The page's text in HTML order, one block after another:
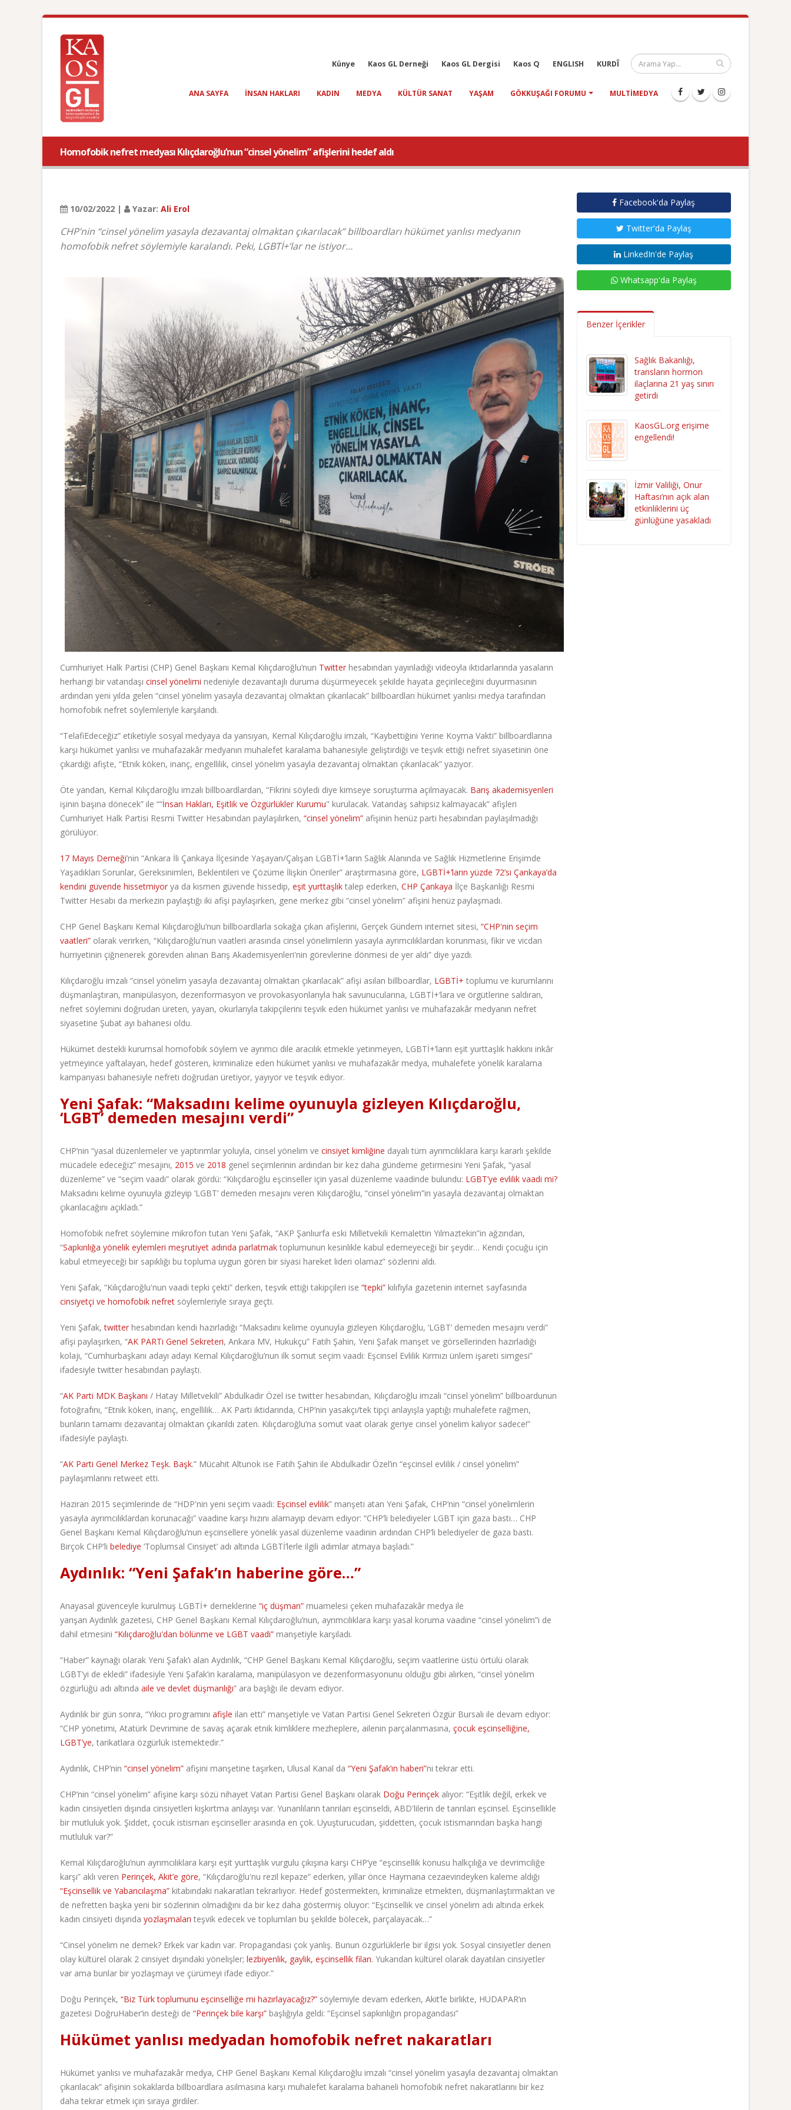
Künye Kaos GL Derneği Kaos GL Dergisi Kaos Q ENGLISH KURDÎ
ANA SAYFA INSAN HAKLARI KADIN MEDYA KÜLTÜR SANAT YAŞAM GÖKKUŞAĞI FORUMU MULTIMEDYA
Homofobik nefret medyası Kılıçdaroğlu’nun “cinsel yönelim” afişlerini hedef aldı
10/02/2022 | Yazar: Ali Erol
CHP’nin “cinsel yönelim yasayla dezavantaj olmaktan çıkarılacak” billboardları hükümet yanlısı medyanın
homofobik nefret söylemiyle karalandı. Peki, LGBTİ+’lar ne istiyor…
Cumhuriyet Halk Partisi (CHP) Genel Başkanı Kemal Kılıçdaroğlu’nun Twitter hesabından yayınladığı videoyla iktidarlarında yasaların
herhangi bir vatandaşı cinsel yönelimi nedeniyle dezavantajlı duruma düşürmeyecek şekilde hayata geçirileceğini duyurmasının
ardından yeni yılda gelen “cinsel yönelim yasayla dezavantaj olmaktan çıkarılacak” billboardları hükümet yanlısı medya tarafından
homofobik nefret söylemleriyle karşılandı.
“TelafiEdeceğiz” etiketiyle sosyal medyaya da yansıyan, Kemal Kılıçdaroğlu imzalı, “Kaybettiğini Yerine Koyma Vakti” billboardlarına
karşı hükümet yanlısı ve muhafazakâr medyanın muhalefet karalama bahanesiyle geliştirdiği ve teşvik ettiği nefret siyasetinin öne
çıkardığı afişte, “Etnik köken, inanç, engellilik, cinsel yönelim yasayla dezavantaj olmaktan çıkarılacak” yazıyor.
Öte yandan, Kemal Kılıçdaroğlu imzalı billboardlardan, “Fikrini söyledi diye kimseye soruşturma açılmayacak. Barış akademisyenleri
işinin başına dönecek” ile ““İnsan Hakları, Eşitlik ve Özgürlükler Kurumu" kurulacak. Vatandaş sahipsiz kalmayacak” afişleri
Cumhuriyet Halk Partisi Resmi Twitter Hesabından paylaşılırken, “cinsel yönelim” afişinin henüz parti hesabından paylaşılmadığı
görülüyor.
17 Mayıs Derneği’nin “Ankara İli Çankaya İlçesinde Yaşayan/Çalışan LGBTİ+’ların Sağlık Alanında ve Sağlık Hizmetlerine Erişimde
Yaşadıkları Sorunlar, Gereksinimleri, Beklentileri ve Çözüme İlişkin Öneriler” araştırmasına göre, LGBTİ+’ların yüzde 72’si Çankaya’da
kendini güvende hissetmiyor ya da kısmen güvende hissedip, eşit yurttaşlık talep ederken, CHP Çankaya İlçe Başkanlığı Resmi
Twitter Hesabı da merkezin paylaştığı iki afişi paylaşırken, gene merkez gibi “cinsel yönelim” afişini henüz paylaşmadı.
CHP Genel Başkanı Kemal Kılıçdaroğlu’nun billboardlarla sokağa çıkan afişlerini, Gerçek Gündem internet sitesi, “CHP'nin seçim
vaatleri” olarak verirken, “Kılıçdaroğlu'nun vaatleri arasında cinsel yönelimlerin yasayla ayrımcılıklardan korunması, fikir ve vicdan
hürriyetinin çiğnenerek görevden alınan Barış Akademisyenleri'nin görevlerine dönmesi de yer aldı” diye yazdı.
Kılıçdaroğlu imzalı “cinsel yönelim yasayla dezavantaj olmaktan çıkarılacak” afişi asılan billboardlar, LGBTİ+ toplumu ve kurumlarını
düşmanlaştıran, manipülasyon, dezenformasyon ve provokasyonlarıyla hak savunucularına, LGBTİ+’lara ve örgütlerine saldıran,
nefret söylemini doğrudan üreten, yayan, okurlarıyla takipçilerini teşvik eden hükümet yanlısı ve muhafazakâr medyanın nefret
siyasetine Şubat ayı bahanesi oldu.
Hükümet destekli kurumsal homofobik söylem ve ayrımcı dile aracılık etmekle yetinmeyen, LGBTİ+’ların eşit yurttaşlık hakkını inkâr
yetmeyince yaftalayan, hedef gösteren, kriminalize eden hükümet yanlısı ve muhafazakâr medya, muhalefete yönelik karalama
kampanyası bahanesiyle nefreti doğrudan üretiyor, yayıyor ve teşvik ediyor.
Yeni Şafak: “Maksadını kelime oyunuyla gizleyen Kılıçdaroğlu,
‘LGBT’ demeden mesajını verdi”
CHP’nin “yasal düzenlemeler ve yaptırımlar yoluyla, cinsel yönelim ve cinsiyet kimliğine dayalı tüm ayrımcılıklara karşı kararlı şekilde
mücadele edeceğiz” mesajını, 2015 ve 2018 genel seçimlerinin ardından bir kez daha gündeme getirmesini Yeni Şafak, “yasal
düzenleme” ve “seçim vaadı” olarak gördü: “Kılıçdaroğlu eşcinseller için yasal düzenleme vaadinde bulundu: LGBT’ye evlilik vaadi mi?
Maksadını kelime oyunuyla gizleyip ‘LGBT’ demeden mesajını veren Kılıçdaroğlu, “cinsel yönelim”in yasayla dezavantaj olmaktan
çıkarılacağını açıkladı.”
Homofobik nefret söylemine mikrofon tutan Yeni Şafak, “AKP Şanlıurfa eski Milletvekili Kemalettin Yılmaztekin”in ağzından,
“Sapkınlığa yönelik eylemleri meşrutiyet adında parlatmak toplumunun kesinlikle kabul edemeyeceği bir şeydir… Kendi çocuğu için
kabul etmeyeceği bir sapıklığı bu topluma uygun gören bir siyasi hareket lideri olamaz” sözlerini aldı.
Yeni Şafak, “Kılıçdaroğlu'nun vaadi tepki çekti” derken, teşvik ettiği takipçileri ise “tepki” kılıfıyla gazetenin internet sayfasında
cinsiyetçi ve homofobik nefret söylemleriyle sıraya geçti.
Yeni Şafak,twitter hesabından kendi hazırladığı “Maksadını kelime oyunuyla gizleyen Kılıçdaroğlu, ‘LGBT’ demeden mesajını verdi”
afişi paylaşırken, “AK PARTi Genel Sekreteri, Ankara MV, Hukukçu” Fatih Şahin, Yeni Şafak manşet ve görsellerinden hazırladığı
kolajı, “Cumhurbaşkanı adayı adayı Kemal Kılıçdaroğlu’nun ilk somut seçim vaadi: Eşcinsel Evlilik Kırmızı ünlem işareti simgesi”
ifadesiyle twitter hesabından paylaştı.
“AK Parti MDK Başkanı / Hatay Milletvekili” Abdulkadir Özel ise twitter hesabından, Kılıçdaroğlu imzalı “cinsel yönelim” billboardunun
fotoğrafını, “Etnik köken, inanç, engellilik… AK Parti iktidarında, CHP’nin yasakçı/tek tipçi anlayışla yaptığı muhalefete rağmen,
bunların tamamı dezavantaj olmaktan çıkarıldı zaten. Kılıçdaroğlu’na somut vaat olarak geriye cinsel yönelim kalıyor sadece!”
ifadesiyle paylaştı.
“AK Parti Genel Merkez Teşk. Başk.” Mücahit Altunok ise Fatih Şahin ile Abdulkadir Özel’in “eşcinsel evlilik / cinsel yönelim”
paylaşımlarını retweet etti.
Haziran 2015 seçimlerinde de “HDP'nin yeni seçim vaadi: Eşcinsel evlilik” manşeti atan Yeni Şafak, CHP’nin “cinsel yönelimlerin
yasayla ayrımcılıklardan korunacağı” vaadine karşı hızını alamayıp devam ediyor: “CHP’li belediyeler LGBT için gaza bastı… CHP
Genel Başkanı Kemal Kılıçdaroğlu’nun eşcinsellere yönelik yasal düzenleme vaadinin ardından CHP’li belediyeler de gaza bastı.
Birçok CHP’li belediye ‘Toplumsal Cinsiyet’ adı altında LGBTİ’lerle ilgili adımlar atmaya başladı.”
Aydınlık: “Yeni Şafak’ın haberine göre…”
Anayasal güvenceyle kurulmuş LGBTİ+ derneklerine “iç düşman” muamelesi çeken muhafazakâr medya ile
yarışan Aydınlık gazetesi, CHP Genel Başkanı Kemal Kılıçdaroğlu’nun, ayrımcılıklara karşı yasal koruma vaadine “cinsel yönelim”i de
dahil etmesini “Kılıçdaroğlu'dan bölünme ve LGBT vaadi” manşetiyle karşıladı.
“Haber” kaynağı olarak Yeni Şafak’ı alan Aydınlık, “CHP Genel Başkanı Kemal Kılıçdaroğlu, seçim vaatlerine üstü örtülü olarak
LGBT’yi de ekledi” ifadesiyle Yeni Şafak’ın karalama, manipülasyon ve dezenformasyonunu olduğu gibi alırken, “cinsel yönelim
özgürlüğü adı altında aile ve devlet düşmanlığı” ara başlığı ile devam ediyor.
Aydınlık bir gün sonra, “Yıkıcı programını afişle ilan etti” manşetiyle ve Vatan Partisi Genel Sekreteri Özgür Bursalı ile devam ediyor:
“CHP yönetimi, Atatürk Devrimine de savaş açarak etnik kimliklere mezheplere, ailenin parçalanmasına, çocuk eşcinselliğine,
LGBT’ye, tarikatlara özgürlük istemektedir.”
Aydınlık, CHP’nin “cinsel yönelim” afişini manşetine taşırken, Ulusal Kanal da “Yeni Şafak’ın haberi”ni tekrar etti.
CHP’nin “cinsel yönelim” afişine karşı sözü nihayet Vatan Partisi Genel Başkanı olarak Doğu Perinçek alıyor: “Eşitlik değil, erkek ve
kadın cinsiyetleri dışında cinsiyetleri kışkırtma anlayışı var. Yunanlıların tanrıları eşcinseldi, ABD'lilerin de tanrıları eşcinsel. Eşcinsellikle
bir mutluluk yok. Şiddet, çocuk istismarı eşcinseller arasında en çok. Uyuşturucudan, şiddetten, çocuk istismarından başka hangi
mutluluk var?”
Kemal Kılıçdaroğlu’nun ayrımcılıklara karşı eşit yurttaşlık vurgulu çıkışına karşı CHP’ye “eşcinsellik konusu halkçılığa ve devrimciliğe
karşı” aklı veren Perinçek, Akit’e göre, “Kılıçdaroğlu'nu rezil kepaze” ederken, yıllar önce Haymana cezaevindeyken kaleme aldığı
“Eşcinsellik ve Yabancılaşma” kitabındaki nakaratları tekrarlıyor. Hedef göstermekten, kriminalize etmekten, düşmanlaştırmaktan ve
de nefretten başka yeni bir sözlerinin olmadığını da bir kez daha göstermiş oluyor: “Eşcinsellik ve cinsel yönelim adı altında erkek
kadın cinsiyeti dışında yozlaşmaları teşvik edecek ve toplumları bu şekilde bölecek, parçalayacak…”
“Cinsel yönelim ne demek? Erkek var kadın var. Propagandası çok yanlış. Bunun özgürlüklerle bir ilgisi yok. Sosyal cinsiyetler denen
olay kültürel olarak 2 cinsiyet dışındaki yönelişler; lezbiyenlik, gaylik, eşcinsellik filan. Yukarıdan kültürel olarak dayatılan cinsiyetler
var ama bunlar bir yozlaşmayı ve çürümeyi ifade ediyor.”
Doğu Perinçek, “Biz Türk toplumunu eşcinselliğe mi hazırlayacağız?” söylemiyle devam ederken, Akit’le birlikte, HUDAPAR’ın
gazetesi DoğruHaber’in desteği de “Perinçek bile karşı” başlığıyla geldi: “Eşcinsel sapkınlığın propagandası”
Hükümet yanlısı medyadan homofobik nefret nakaratları
Hükümet yanlısı ve muhafazakâr medya, CHP Genel Başkanı Kemal Kılıçdaroğlu imzalı “cinsel yönelim yasayla dezavantaj olmaktan
çıkarılacak” afişinin sokaklarda billboardlara asılmasına karşı muhalefet karalama bahaneli homofobik nefret nakaratlarını bir kez
daha tekrar etmek için sıraya girdiler.
Facebook'da Paylaş
Twitter'da Paylaş
LinkedIn'de Paylaş
Whatsapp'da Paylaş
Benzer İçerikler
Sağlık Bakanlığı,
transların hormon
ilaçlarına 21 yaş sınırı
getirdi
KaosGL.org erişime
engellendi!
İzmir Valiliği, Onur
Haftası’nın açık alan
etkinliklerini üç
günlüğüne yasakladı